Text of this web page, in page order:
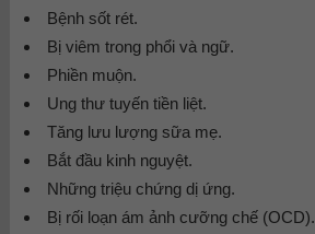
Bệnh sốt rét.
Bị viêm trong phổi và ngữ.
Phiền muộn.
Ung thư tuyến tiền liệt.
Tăng lưu lượng sữa mẹ.
Bắt đầu kinh nguyệt.
Những triệu chứng dị ứng.
Bị rối loạn ám ảnh cưỡng chế (OCD).